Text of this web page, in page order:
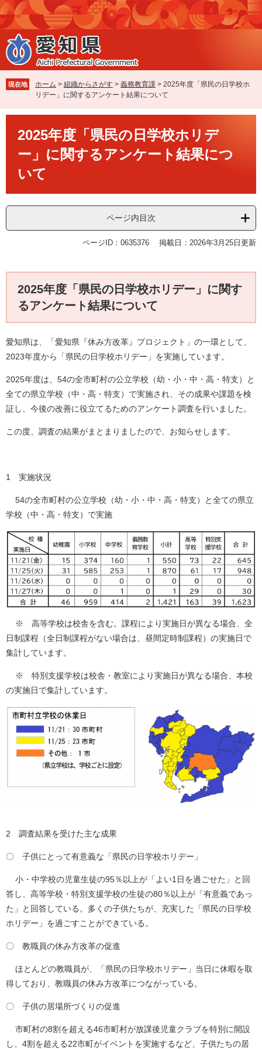
ペ
ー
ジ
の
先
で
す
メ
ニ
ュ
ー
を
ば
し
本
現在地 ホーム > 組織からさがす > 義務教育課 > 2025年度「県民の日学校ホ
リデー」に関するアンケート結果について
2025年度「県民の日学校ホリデ
ー」に関するアンケート結果につ
いて
ページ内目次
ページID：0635376 掲載日：2026年3月25日更新
2025年度「県民の日学校ホリデー」に関す
るアンケート結果について
愛知県は、「愛知県『休み方改革』プロジェクト」の一環として、
2023年度から「県民の日学校ホリデー」を実施しています。
2025年度は、54の全市町村の公立学校（幼・小・中・高・特支）と
全ての県立学校（中・高・特支）で実施され、その成果や課題を検
証し、今後の改善に役立てるためのアンケート調査を行いました。
この度、調査の結果がまとまりましたので、お知らせします。
1 実施状況
54の全市町村の公立学校（幼・小・中・高・特支）と全ての県立
学校（中・高・特支）で実施
※ 高等学校は校舎を含む。課程により実施日が異なる場合、全
日制課程（全日制課程がない場合は、昼間定時制課程）の実施日で
集計しています。
※ 特別支援学校は校舎・教室により実施日が異なる場合、本校
の実施日で集計しています。
2 調査結果を受けた主な成果
〇 子供にとって有意義な「県民の日学校ホリデー」
小・中学校の児童生徒の95％以上が「よい1日を過ごせた」と回
答し、高等学校・特別支援学校の生徒の80％以上が「有意義であっ
た」と回答している。多くの子供たちが、充実した「県民の日学校
ホリデー」を過ごすことができている。
〇 教職員の休み方改革の促進
ほとんどの教職員が、「県民の日学校ホリデー」当日に休暇を取
得しており、教職員の休み方改革につながっている。
〇 子供の居場所づくりの促進
市町村の8割を超える46市町村が放課後児童クラブを特別に開設
し、4割を超える22市町がイベントを実施するなど、子供たちの居